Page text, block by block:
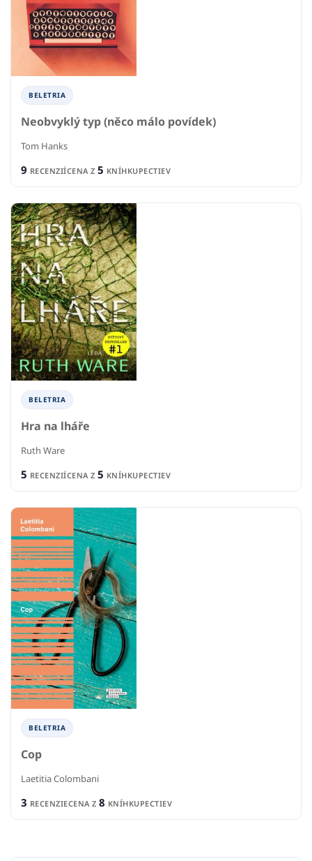
BELETRIA
Neobvyklý typ (něco málo povídek)
Tom Hanks
9 RECENZIÍCENA Z 5 KNÍHKUPECTIEV
BELETRIA
Hra na lháře
Ruth Ware
5 RECENZIÍCENA Z 5 KNÍHKUPECTIEV
BELETRIA
Cop
Laetitia Colombani
3 RECENZIECENA Z 8 KNÍHKUPECTIEV